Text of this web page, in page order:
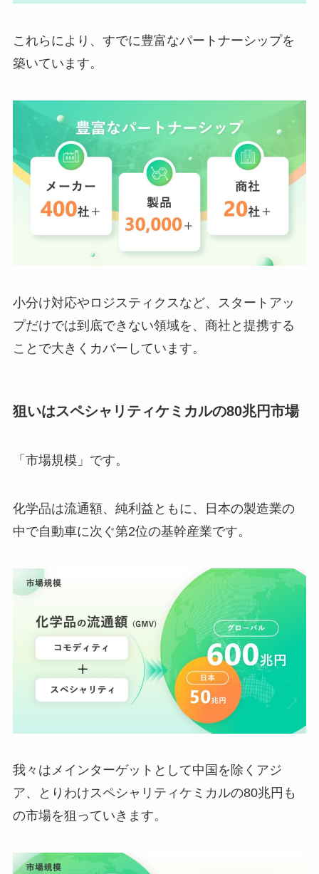
これらにより、すでに豊富なパートナーシップを
築いています。
小分け対応やロジスティクスなど、スタートアッ
プだけでは到底できない領域を、商社と提携する
ことで大きくカバーしています。
狙いはスペシャリティケミカルの80兆円市場
「市場規模」です。
化学品は流通額、純利益ともに、日本の製造業の
中で自動車に次ぐ第2位の基幹産業です。
我々はメインターゲットとして中国を除くアジ
ア、とりわけスペシャリティケミカルの80兆円も
の市場を狙っていきます。